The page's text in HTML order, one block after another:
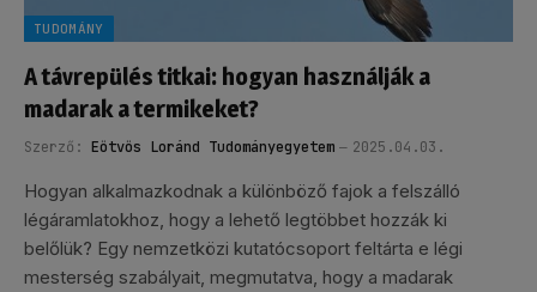
TUDOMÁNY
A távrepülés titkai: hogyan használják a
madarak a termikeket?
Szerző: Eötvös Loránd Tudományegyetem 2025.04.03.
Hogyan alkalmazkodnak a különböző fajok a felszálló
légáramlatokhoz, hogy a lehető legtöbbet hozzák ki
belőlük? Egy nemzetközi kutatócsoport feltárta e légi
mesterség szabályait, megmutatva, hogy a madarak